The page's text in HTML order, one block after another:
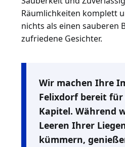
Räumlichkeiten komplett
nichts als einen sauberen
zufriedene Gesichter.
Wir machen Ihre
Felixdorf bereit
Kapitel. Während
Leeren Ihrer
kümmern,